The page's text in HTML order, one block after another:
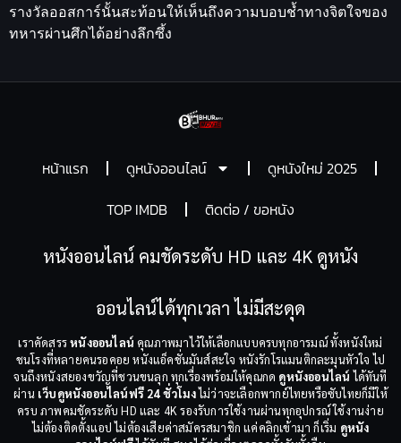
รางวัลออสการ์นั้นสะท้อนให้เห็นถึงความบอบช้ำทางจิตใจของ
ทหารผ่านศึกได้อย่างลึกซึ้ง
หน้าแรก ดูหนังออนไลน์
ดูหนังใหม่ 2025
TOP IMDB
ติดต่อ / ขอหนัง
หนังออนไลน์ คมชัดระดับ HD และ 4K ดูหนัง
ออนไลน์ได้ทุกเวลา ไม่มีสะดุด
เราคัดสรรหนังออนไลน์ คุณภาพมาไว้ให้เลือกแบบครบทุกอารมณ์ ทั้งหนังใหม่
ชนโรงที่หลายคนรอคอย หนังแอ็คชั่นมันส์สะใจ หนังรักโรแมนติกละมุนหัวใจ ไป
จนถึงหนังสยองขวัญที่ชวนขนลุก ทุกเรื่องพร้อมให้คุณกด ดูหนังออนไลน์ ได้ทันที
ผ่าน เว็บดูหนังออนไลน์ฟรี 24 ชั่วโมงไม่ว่าจะเลือกพากย์ไทยหรือซับไทยก็มีให้
ครบ ภาพคมชัดระดับ HD และ 4K รองรับการใช้งานผ่านทุกอุปกรณ์ ใช้งานง่าย
ไม่ต้องติดตั้งแอป ไม่ต้องเสียค่าสมัครสมาชิก แค่คลิกเข้ามา ก็เริ่ม ดูหนัง